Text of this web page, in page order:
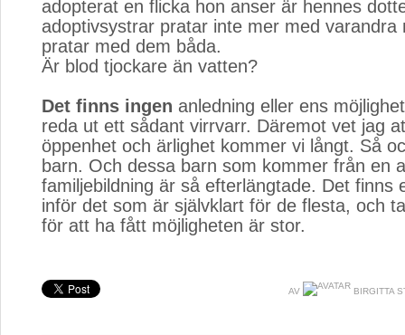
adopterat en flicka hon anser är hennes
adoptivsystrar pratar inte mer med varandra
pratar med dem båda.
Är blod tjockare än vatten?
Det finns ingen anledning eller ens
reda ut ett sådant virrvarr. Däremot vet jag
öppenhet och ärlighet kommer vi långt. Så
barn. Och dessa barn som kommer från en
familjebildning är så efterlängtade. Det finns
inför det som är självklart för de flesta, och
för att ha fått möjligheten är stor.
AV BIRGITTA